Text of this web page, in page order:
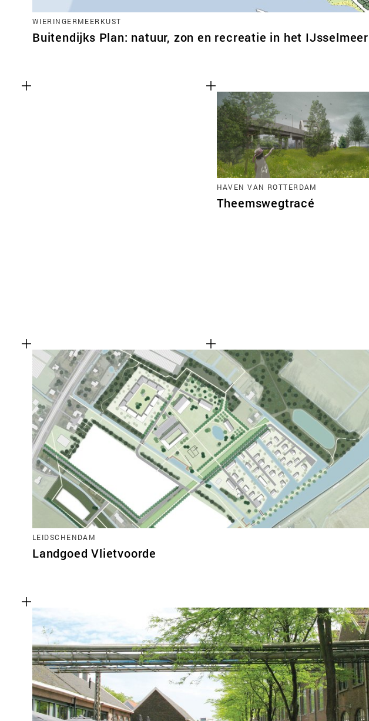
WIERINGERMEERKUST
Buitendijks Plan: natuur, zon en recreatie in het IJsselmeer
HAVEN VAN ROTTERDAM
Theemswegtracé
LEIDSCHENDAM
Landgoed Vlietvoorde